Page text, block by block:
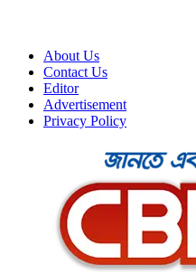
About Us
Contact Us
Editor
Advertisement
Privacy Policy